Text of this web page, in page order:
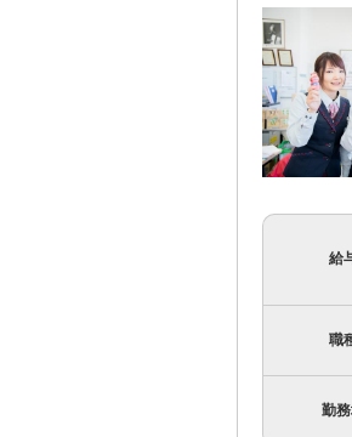
給
職
勤